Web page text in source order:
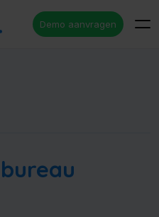
Demo aanvragen